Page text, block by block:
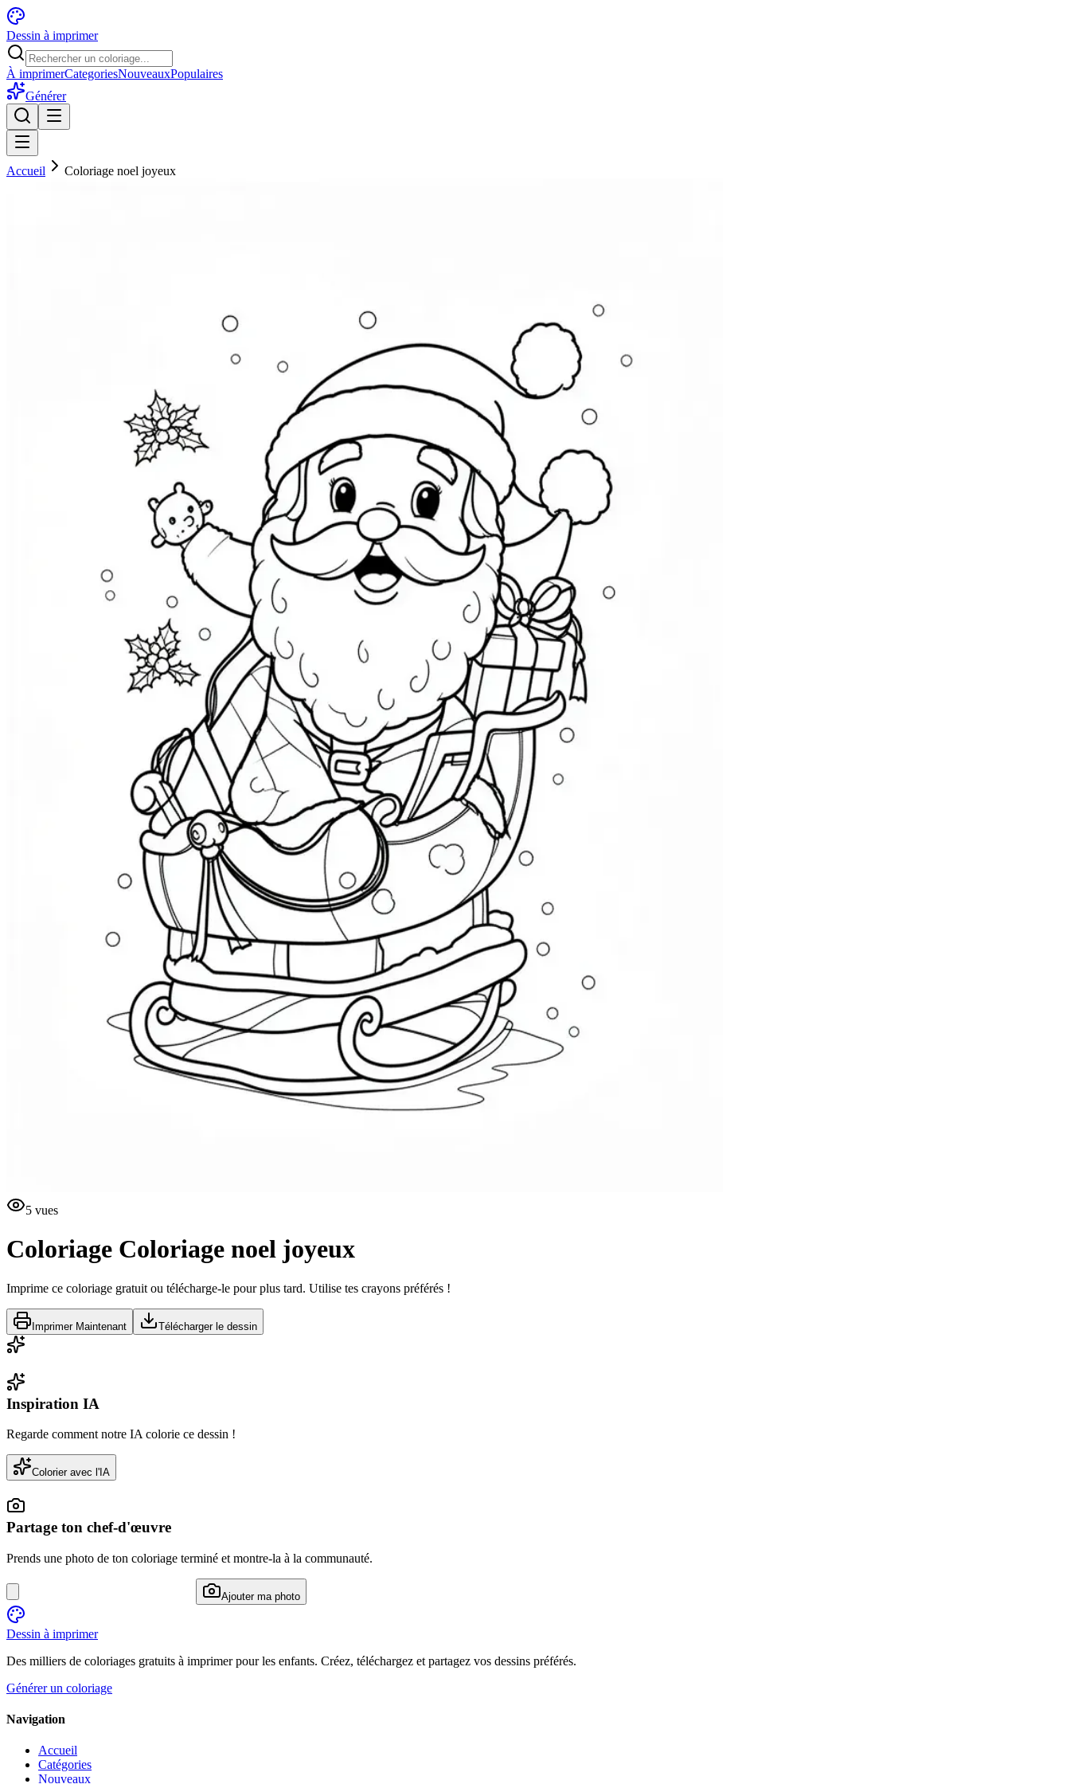
Dessin à imprimer
À imprimerCategoriesNouveauxPopulaires
Générer
Accueil Coloriage noel joyeux
5 vues
Coloriage Coloriage noel joyeux
Imprime ce coloriage gratuit ou télécharge-le pour plus tard. Utilise tes crayons préférés !
Imprimer Maintenant Télécharger le dessin
Inspiration IA
Regarde comment notre IA colorie ce dessin !
Colorier avec l'IA
Partage ton chef-d'œuvre
Prends une photo de ton coloriage terminé et montre-la à la communauté.
Ajouter ma photo
Dessin à imprimer
Des milliers de coloriages gratuits à imprimer pour les enfants. Créez, téléchargez et partagez vos dessins préférés.
Générer un coloriage
Navigation
Accueil
Catégories
Nouveaux